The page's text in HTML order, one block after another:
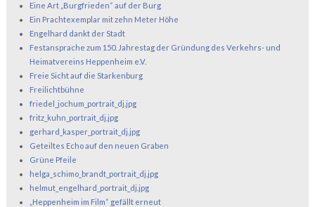
Eine Art „Burgfrieden“ auf der Burg
Ein Prachtexemplar mit zehn Meter Höhe
Engelhard dankt der Stadt
Festansprache zum 150. Jahrestag der Gründung des Verkehrs- und
Heimatvereins Heppenheim e.V.
Freie Sicht auf die Starkenburg
Freilichtbühne
friedel_jochum_portrait_dj.jpg
fritz_kuhn_portrait_dj.jpg
gerhard_kasper_portrait_dj.jpg
Geteiltes Echo auf den neuen Graben
Grüne Pfeile
helga_schimo_brandt_portrait_dj.jpg
helmut_engelhard_portrait_dj.jpg
„Heppenheim im Film“ gefällt erneut